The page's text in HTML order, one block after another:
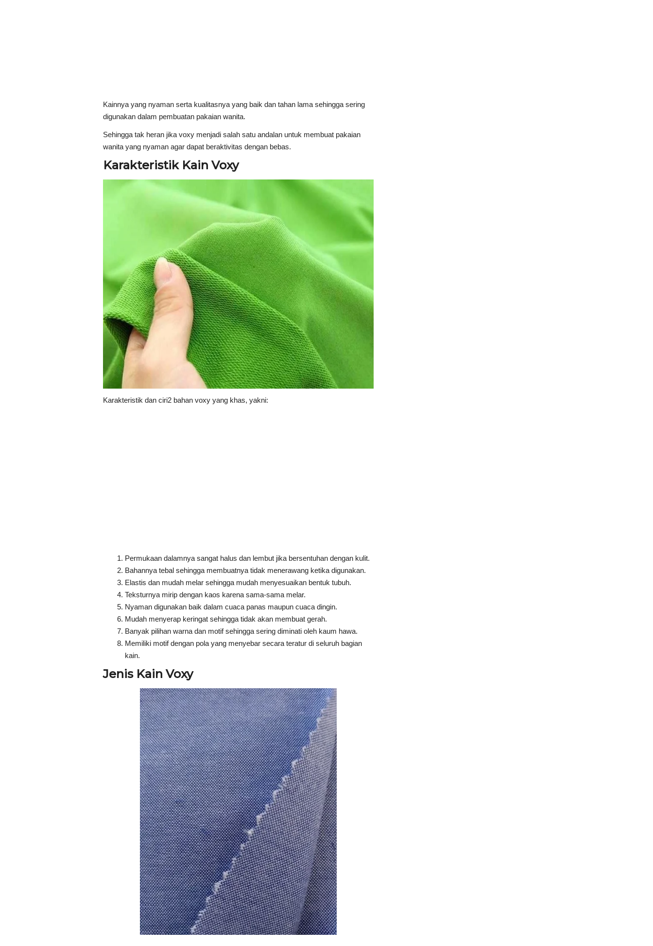
Kainnya yang nyaman serta kualitasnya yang baik dan tahan lama sehingga sering
digunakan dalam pembuatan pakaian wanita.
Sehingga tak heran jika voxy menjadi salah satu andalan untuk membuat pakaian
wanita yang nyaman agar dapat beraktivitas dengan bebas.
Karakteristik Kain Voxy
Karakteristik dan ciri2 bahan voxy yang khas, yakni:
Permukaan dalamnya sangat halus dan lembut jika bersentuhan dengan kulit.
Bahannya tebal sehingga membuatnya tidak menerawang ketika digunakan.
Elastis dan mudah melar sehingga mudah menyesuaikan bentuk tubuh.
Teksturnya mirip dengan kaos karena sama-sama melar.
Nyaman digunakan baik dalam cuaca panas maupun cuaca dingin.
Mudah menyerap keringat sehingga tidak akan membuat gerah.
Banyak pilihan warna dan motif sehingga sering diminati oleh kaum hawa.
Memiliki motif dengan pola yang menyebar secara teratur di seluruh bagian
kain.
Jenis Kain Voxy